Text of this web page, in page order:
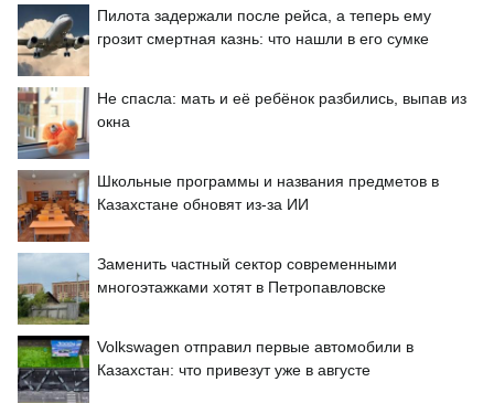
Пилота задержали после рейса, а теперь ему
грозит смертная казнь: что нашли в его сумке
Не спасла: мать и её ребёнок разбились, выпав из
окна
Школьные программы и названия предметов в
Казахстане обновят из-за ИИ
Заменить частный сектор современными
многоэтажками хотят в Петропавловске
Volkswagen отправил первые автомобили в
Казахстан: что привезут уже в августе